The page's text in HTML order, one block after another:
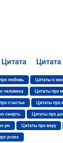
Цитата Цитата
любовь Цитаты о
человека Цитаты про
счастье Цитаты про
смерть Цитаты про
ум Цитаты про веру
успех